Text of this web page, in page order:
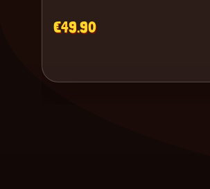
€49.90